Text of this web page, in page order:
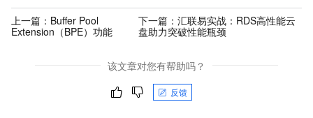
上一篇： Buffer Pool
Extension（BPE）功能
下一篇：汇联易实战：RDS高性能云
盘助力突破性能瓶颈
该文章对您有帮助吗？
反馈